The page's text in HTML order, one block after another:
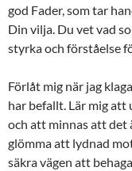
god Fader, som tar
Din vilja. Du vet vad
styrka och förståelse
Förlåt mig när jag
har befallt. Lär mig
och att minnas att det
glömma att lydnad
säkra vägen att